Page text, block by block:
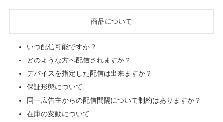
商品について
いつ配信可能ですか？
どのような方へ配信されますか？
デバイスを指定した配信は出来ますか？
保証形態について
同一広告主からの配信間隔について制約はありますか？
在庫の変動について